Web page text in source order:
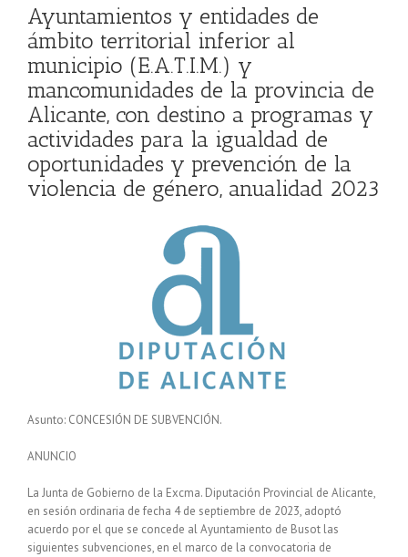
Ayuntamientos y entidades de
ámbito territorial inferior al
municipio (E.A.T.I.M.) y
mancomunidades de la provincia de
Alicante, con destino a programas y
actividades para la igualdad de
oportunidades y prevención de la
violencia de género, anualidad 2023
Asunto: CONCESIÓN DE SUBVENCIÓN.
ANUNCIO
La Junta de Gobierno de la Excma. Diputación Provincial de Alicante,
en sesión ordinaria de fecha 4 de septiembre de 2023, adoptó
acuerdo por el que se concede al Ayuntamiento de Busot las
siguientes subvenciones, en el marco de la convocatoria de